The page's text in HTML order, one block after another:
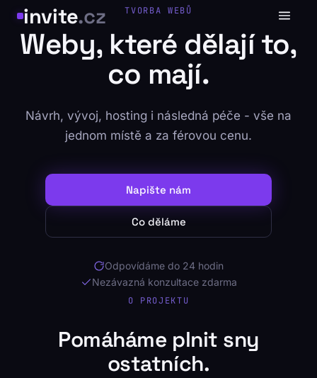
Přeskočit na hlavní obsah
invite.cz TVORBA WEBŮ
Weby, které dělají to,
co mají.
Návrh, vývoj, hosting i následná péče - vše na
jednom místě a za férovou cenu.
Napište nám
Co děláme
Odpovídáme do 24 hodin
Nezávazná konzultace zdarma
O PROJEKTU
Pomáháme plnit sny
ostatních.